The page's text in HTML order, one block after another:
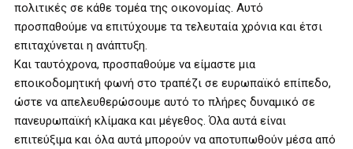
πολιτικές σε κάθε τομέα της οικονομίας. Αυτό
προσπαθούμε να επιτύχουμε τα τελευταία χρόνια και έτσι
επιταχύνεται η ανάπτυξη.
Και ταυτόχρονα, προσπαθούμε να είμαστε μια
εποικοδομητική φωνή στο τραπέζι σε ευρωπαϊκό επίπεδο,
ώστε να απελευθερώσουμε αυτό το πλήρες δυναμικό σε
πανευρωπαϊκή κλίμακα και μέγεθος. Όλα αυτά είναι
επιτεύξιμα και όλα αυτά μπορούν να αποτυπωθούν μέσα από